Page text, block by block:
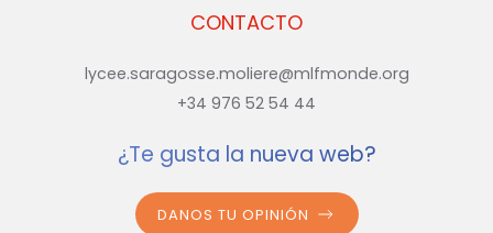
CONTACTO
lycee.saragosse.moliere@mlfmonde.org
+34 976 52 54 44
¿Te gusta la nueva web?
DANOS TU OPINIÓN